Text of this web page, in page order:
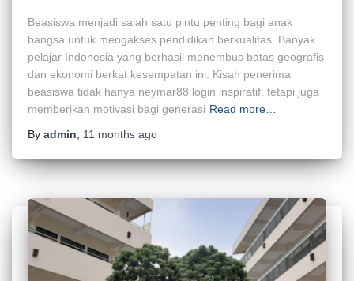
Beasiswa menjadi salah satu pintu penting bagi anak
bangsa untuk mengakses pendidikan berkualitas. Banyak
pelajar Indonesia yang berhasil menembus batas geografis
dan ekonomi berkat kesempatan ini. Kisah penerima
beasiswa tidak hanya neymar88 login inspiratif, tetapi juga
memberikan motivasi bagi generasi Read more…
By admin 11 months ago